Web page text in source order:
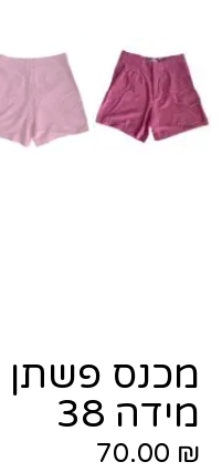
מידה 38
70.00 ₪